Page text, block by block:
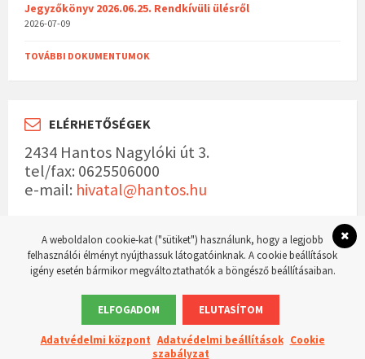
Jegyzőkönyv 2026.06.25. Rendkívüli ülésről
2026-07-09
TOVÁBBI DOKUMENTUMOK
ELÉRHETŐSÉGEK
2434 Hantos Nagylóki út 3.
tel/fax: 0625506000
e-mail: hivatal@hantos.hu
© 2023 Hantos község hivatalos weboldala Készítette:WordPress Master weboldal
A weboldalon cookie-kat ("sütiket") használunk, hogy a legjobb
felhasználói élményt nyújthassuk látogatóinknak. A cookie beállítások
igény esetén bármikor megváltoztathatók a böngésző beállításaiban.
ELFOGADOM ELUTASÍTOM
Adatvédelmi központ Adatvédelmi beállítások Cookie
szabályzat